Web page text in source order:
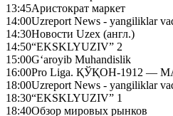
13:45Аристократ маркет
14:00Uzreport News - yangiliklar
14:30Новости Uzex (англ.)
14:50“EKSKLYUZIV” 2
15:00G‘aroyib Muhandislik
16:00Pro Liga. ҚЎҚОН-1912 —
18:00Uzreport News - yangiliklar
18:30“EKSKLYUZIV” 1
18:40Обзор мировых рынков